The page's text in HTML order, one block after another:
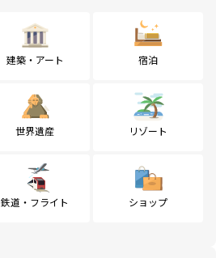
建築・アート 宿泊
世界遺産 リゾート
鉄道・フライト ショップ